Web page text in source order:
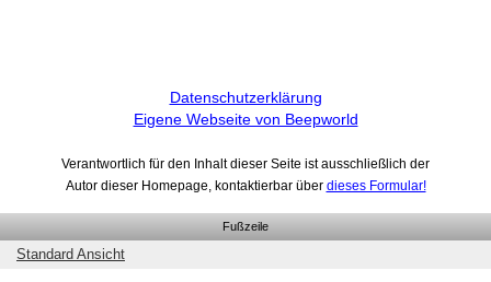
Datenschutzerklärung
Eigene Webseite von Beepworld
Verantwortlich für den Inhalt dieser Seite ist ausschließlich der
Autor dieser Homepage, kontaktierbar über dieses Formular!
Fußzeile
Standard Ansicht